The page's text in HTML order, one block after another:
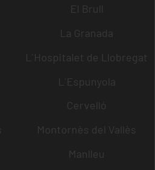
El Brull
La Granada
L´Hospitalet de Llobregat
L´Espunyola
Cervelló
Montornès del Vallès
Manlleu